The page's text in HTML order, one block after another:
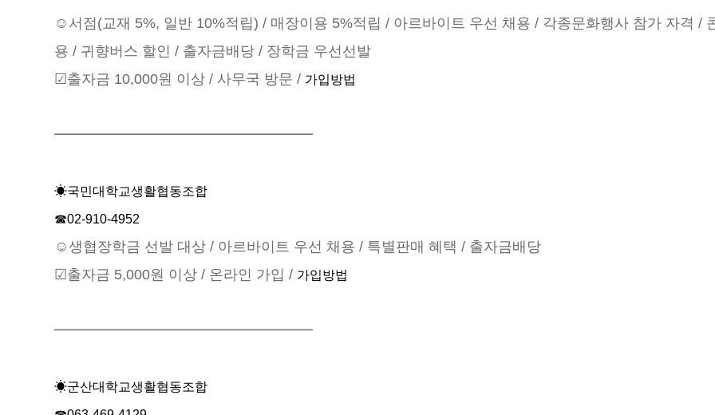
☺서점(교재 5%, 일반 10%적립) / 매장이용 5%적립 / 아르바이트 우선 채용 / 각종문화행사 참가 자격 /
용 / 귀향버스 할인 / 출자금배당 / 장학금 우선선발
☑출자금 10,000원 이상 / 사무국 방문 / 가입방법
━━━━━━━━━━━━━━━━━━
☀국민대학교생활협동조합
☎02-910-4952
☺생협장학금 선발 대상 / 아르바이트 우선 채용 / 특별판매 혜택 / 출자금배당
☑출자금 5,000원 이상 / 온라인 가입 / 가입방법
━━━━━━━━━━━━━━━━━━
☀군산대학교생활협동조합